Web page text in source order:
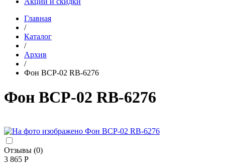
Главная
/
Каталог
/
Архив
/
Фон BCP-02 RB-6276
Фон BCP-02 RB-6276
Отзывы (0)
3 865 Р